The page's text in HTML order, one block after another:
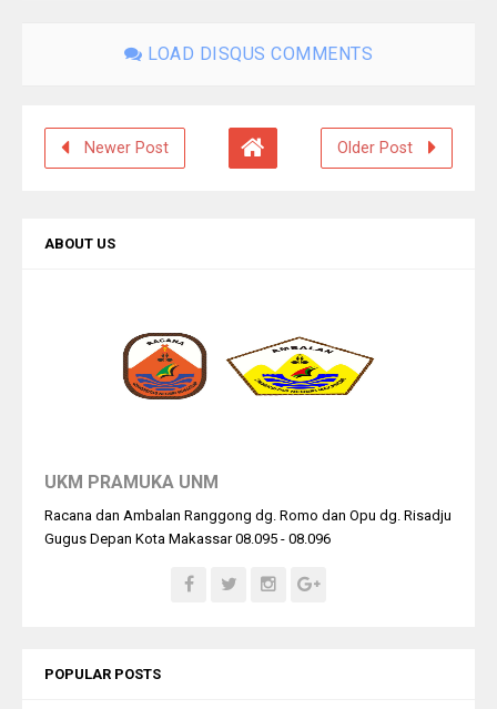
LOAD DISQUS COMMENTS
Newer Post Older Post
ABOUT US
UKM PRAMUKA UNM
Racana dan Ambalan Ranggong dg. Romo dan Opu dg. Risadju
Gugus Depan Kota Makassar 08.095 - 08.096
POPULAR POSTS